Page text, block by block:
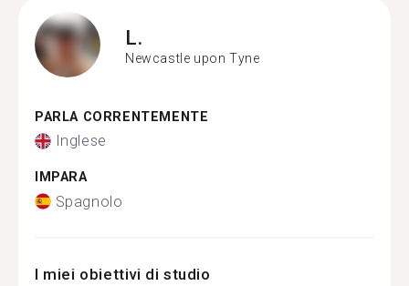
L.
Newcastle upon Tyne
PARLA CORRENTEMENTE
Inglese
IMPARA
Spagnolo
I miei obiettivi di studio